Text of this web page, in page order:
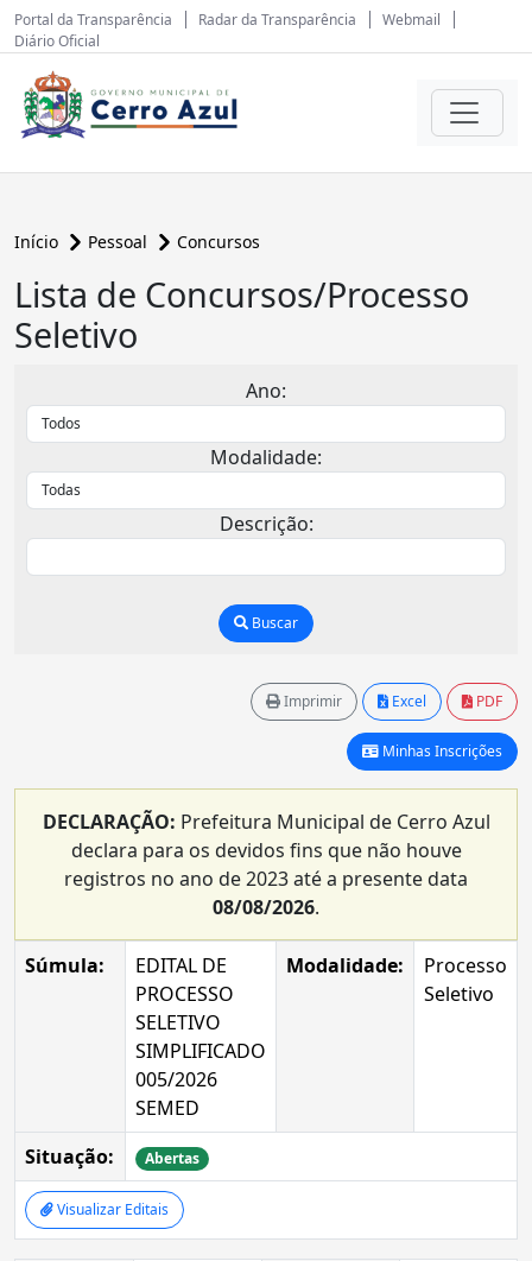
Portal da Transparência Radar da Transparência
Webmail
Diário Oficial
Início Pessoal Concursos
Lista de Concursos/Processo
Seletivo
Ano:
Modalidade:
Descrição:
Buscar
Imprimir Excel PDF
Minhas Inscrições
DECLARAÇÃO: Prefeitura Municipal de Cerro Azul
declara para os devidos fins que não houve
registros no ano de 2023 até a presente data
08/08/2026.
Súmula:
EDITAL DE
PROCESSO
SELETIVO
SIMPLIFICADO
005/2026
SEMED
Modalidade:
Processo
Seletivo
Situação: Abertas
Visualizar Editais